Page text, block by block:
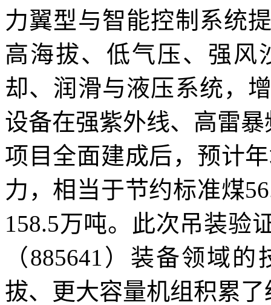
力翼型与智能控制系统
高海拔、低气压、强风
却、润滑与液压系统，
设备在强紫外线、高雷
项目全面建成后，预计
力，相当于节约标准煤
158.5万吨。此次吊装验
（885641）装备领域
拔、更大容量机组积累了